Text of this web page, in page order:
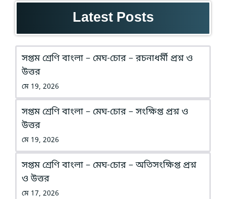
Latest Posts
সপ্তম শ্রেণি বাংলা – মেঘ-চোর – রচনাধর্মী প্রশ্ন ও
উত্তর
মে 19, 2026
সপ্তম শ্রেণি বাংলা – মেঘ-চোর – সংক্ষিপ্ত প্রশ্ন ও
উত্তর
মে 19, 2026
সপ্তম শ্রেণি বাংলা – মেঘ-চোর – অতিসংক্ষিপ্ত প্রশ্ন
ও উত্তর
মে 17, 2026